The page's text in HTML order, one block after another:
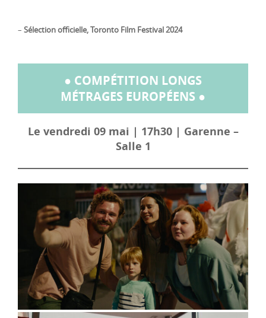
– Sélection officielle, Toronto Film Festival 2024
● COMPÉTITION LONGS
MÉTRAGES EUROPÉENS ●
Le vendredi 09 mai | 17h30 | Garenne –
Salle 1